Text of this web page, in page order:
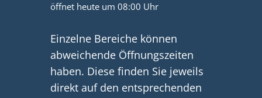
öffnet heute um 08:00 Uhr
Einzelne Bereiche können
abweichende Öffnungszeiten
haben. Diese finden Sie jeweils
direkt auf den entsprechenden